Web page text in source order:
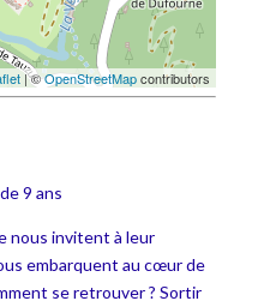
| ©OpenStreetMapcontributors
9 ans
nous invitent à leur
embarquent au cœur de
se retrouver ? Sortir